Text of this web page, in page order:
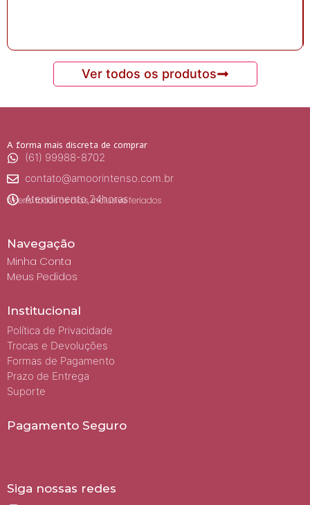
Ver todos os produtos
A forma mais discreta de comprar
(61) 99988-8702
contato@amoorintenso.com.br
Atendimento 24horas
Aberto todos os dias, inclusive feriados
Navegação
Minha Conta
Meus Pedidos
Institucional
Política de Privacidade
Trocas e Devoluções
Formas de Pagamento
Prazo de Entrega
Suporte
Pagamento Seguro
Siga nossas redes